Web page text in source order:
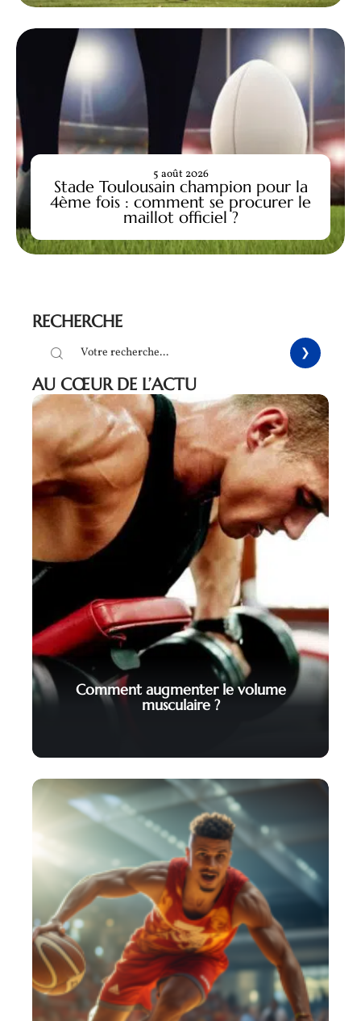
Stade Toulousain champion pour la
4ème fois : comment se procurer le
maillot officiel ?
5 août 2026
RECHERCHE
AU CŒUR DE L’ACTU
Comment augmenter le volume
musculaire ?